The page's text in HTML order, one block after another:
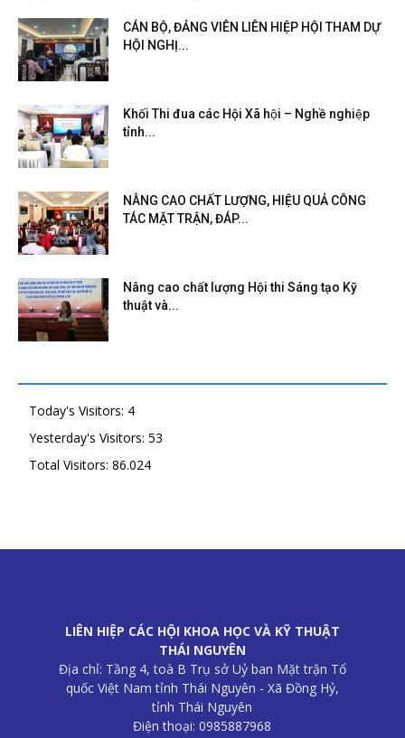
CÁN BỘ, ĐẢNG VIÊN LIÊN HIỆP HỘI THAM DỰ
HỘI NGHỊ...
Khối Thi đua các Hội Xã hội – Nghề nghiệp
tỉnh...
NÂNG CAO CHẤT LƯỢNG, HIỆU QUẢ CÔNG
TÁC MẶT TRẬN, ĐÁP...
Nâng cao chất lượng Hội thi Sáng tạo Kỹ
thuật và...
Today's Visitors: 4
Yesterday's Visitors: 53
Total Visitors: 86.024
LIÊN HIỆP CÁC HỘI KHOA HỌC VÀ KỸ THUẬT
THÁI NGUYÊN
Địa chỉ: Tầng 4, toà B Trụ sở Uỷ ban Mặt trận Tổ
quốc Việt Nam tỉnh Thái Nguyên - Xã Đồng Hỷ,
tỉnh Thái Nguyên
Điện thoại: 0985887968